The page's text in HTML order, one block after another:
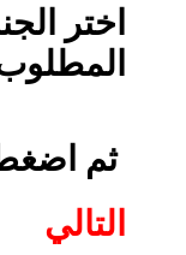
اختر
ثم اضغط
التالي